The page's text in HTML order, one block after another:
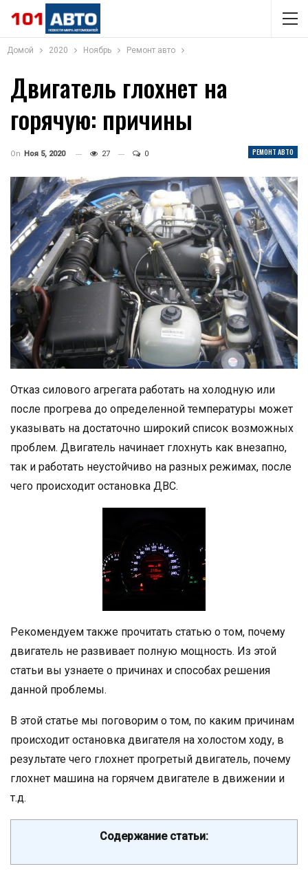
Домой 2020 Ноябрь Ремонт авто
Двигатель глохнет на
горячую: причины
РЕМОНТ АВТО
On Ноя 5, 2020 27 0
Отказ силового агрегата работать на холодную или
после прогрева до определенной температуры может
указывать на достаточно широкий список возможных
проблем. Двигатель начинает глохнуть как внезапно,
так и работать неустойчиво на разных режимах, после
чего происходит остановка ДВС.
Рекомендуем также прочитать статью о том, почему
двигатель не развивает полную мощность. Из этой
статьи вы узнаете о причинах и способах решения
данной проблемы.
В этой статье мы поговорим о том, по каким причинам
происходит остановка двигателя на холостом ходу, в
результате чего глохнет прогретый двигатель, почему
глохнет машина на горячем двигателе в движении и
т.д.
Содержание статьи: